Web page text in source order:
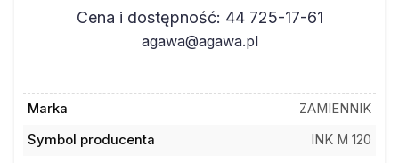
Cena i dostępność: 44 725-17-61
agawa@agawa.pl
Marka
ZAMIENNIK
Symbol producenta
INK M 120